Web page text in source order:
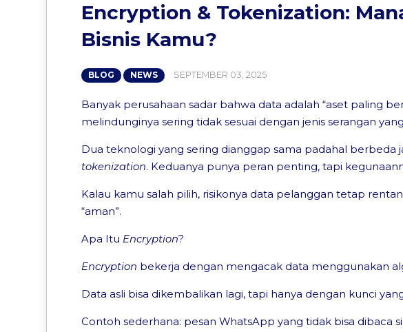
Encryption & Tokenization:
Bisnis Kamu?
BLOG NEWS SEPTEMBER 03, 2025
Banyak perusahaan sadar bahwa data adalah “aset paling
melindunginya sering tidak sesuai dengan jenis serangan
Dua teknologi yang sering dianggap sama padahal berbeda
tokenization. Keduanya punya peran penting, tapi
Kalau kamu salah pilih, risikonya data pelanggan tetap
“aman”.
Apa Itu Encryption?
Encryption bekerja dengan mengacak data menggunakan
Data asli bisa dikembalikan lagi, tapi hanya dengan kunci
Contoh sederhana: pesan WhatsApp yang tidak bisa dibaca